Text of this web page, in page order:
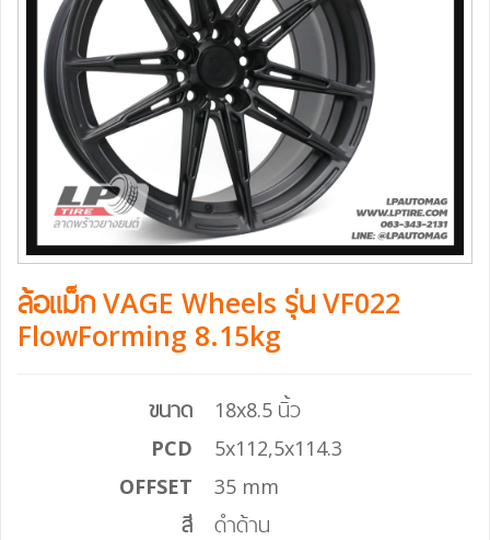
ล้อแม็ก VAGE Wheels รุ่น VF022
FlowForming 8.15kg
ขนาด
18x8.5 นิ้ว
PCD
5x112,5x114.3
OFFSET
35 mm
สี
ดำด้าน